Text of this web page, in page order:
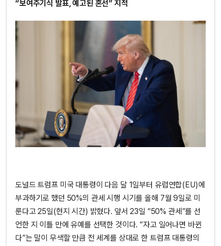
“보여주기식 발표, 예고된 혼선” 지적
도널드 트럼프 미국 대통령이 다음 달 1일부터 유럽연합(EU)에
부과하기로 했던 50%의 관세 시행 시기를 올해 7월 9일로 미
룬다고 25일(현지 시간) 밝혔다. 앞서 23일 “50% 관세”를 선
언한 지 이틀 만에 유예를 선택한 것이다. “자고 일어나면 바뀐
다”는 말이 무색할 만큼 전 세계를 상대로 한 트럼프 대통령의